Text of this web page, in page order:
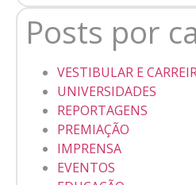
Posts por
VESTIBULAR E
UNIVERSIDADES
REPORTAGENS
PREMIAÇÃO
IMPRENSA
EVENTOS